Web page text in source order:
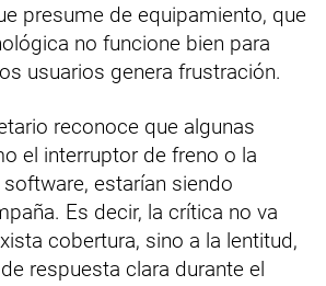
presume de equipamiento, que
no funcione bien para
usuarios genera frustración.
reconoce que algunas
el interruptor de freno o la
estarían siendo
Es decir, la crítica no va
cobertura, sino a la lentitud,
respuesta clara durante el